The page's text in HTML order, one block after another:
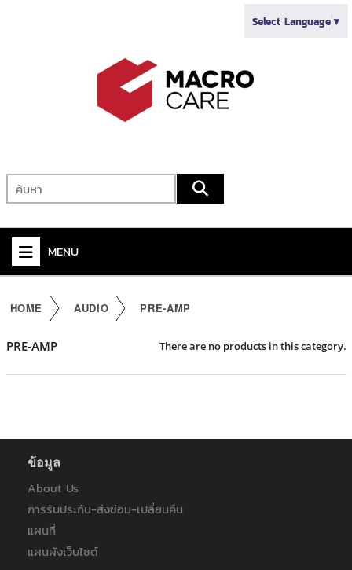
Select Language▼
MENU
OTHER
SUPPORT
HOME AUDIO PRE-AMP
PRE-AMP There are no products in this category.
ข้อมูล
About Us
การรับประกัน-ส่งซ่อม-เปลี่ยนคืน
แผนที่
แผนผังเว็บไซต์